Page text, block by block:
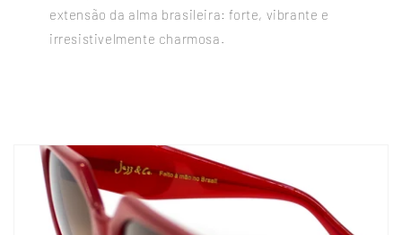
extensão da alma brasileira: forte, vibrante e
irresistivelmente charmosa.